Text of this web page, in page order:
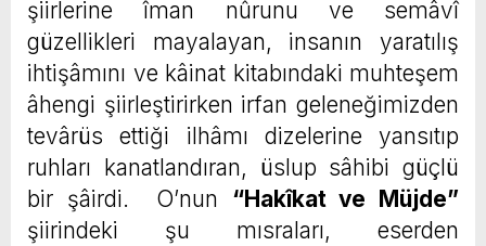
şiirlerine îman nûrunu ve semâvî
güzellikleri mayalayan, insanın yaratılış
ihtişâmını ve kâinat kitabındaki muhteşem
âhengi şiirleştirirken irfan geleneğimizden
tevârüs ettiği ilhâmı dizelerine yansıtıp
ruhları kanatlandıran, üslup sâhibi güçlü
bir şâirdi. O’nun “Hakîkat ve Müjde”
şiirindeki şu mısraları, eserden